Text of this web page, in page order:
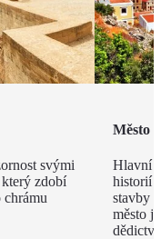
svými
zdobí
Město
Hlavní
historií
stavby
město